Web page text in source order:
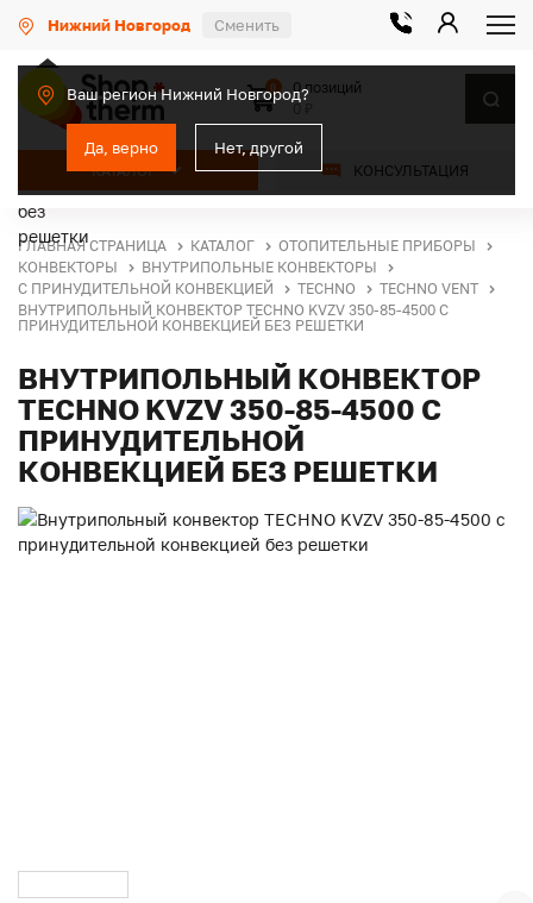
Нижний Новгород Сменить
Ваш регион Нижний Новгород?
Да, верно Нет, другой
КАТАЛОГ КОНСУЛЬТАЦИЯ
0
0 позиций
ГЛАВНАЯ СТРАНИЦА КАТАЛОГ
ОТОПИТЕЛЬНЫЕ ПРИБОРЫ
КОНВЕКТОРЫ
ВНУТРИПОЛЬНЫЕ КОНВЕКТОРЫ
С ПРИНУДИТЕЛЬНОЙ КОНВЕКЦИЕЙ
TECHNO
TECHNO VENT
ВНУТРИПОЛЬНЫЙ КОНВЕКТОР TECHNO KVZV 350-85-4500 С
ПРИНУДИТЕЛЬНОЙ КОНВЕКЦИЕЙ БЕЗ РЕШЕТКИ
ВНУТРИПОЛЬНЫЙ КОНВЕКТОР
TECHNO KVZV 350-85-4500 С
ПРИНУДИТЕЛЬНОЙ
КОНВЕКЦИЕЙ БЕЗ РЕШЕТКИ